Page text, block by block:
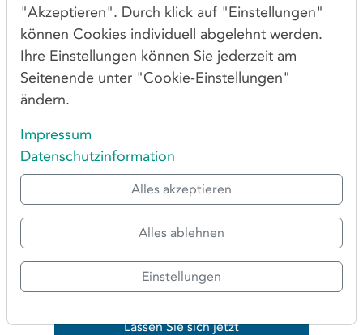
Registrieren Sie COM Domains günstig bei der
Vautron Rechenzentrum AG und sicher Sie sich Ihren
Wunschnamen unter der beliebtesten
Domainendung der Welt. Profitieren Sie bei uns
nicht nur von attraktiven Konditionen, sondern auch
Domainverwaltung und einem einfachen und
schnellen Registrierungsprozess.
Allgemeine Informationen zur
Domainregistrierung
Lassen Sie sich jetzt
"Akzeptieren". Durch klick auf "Einstellungen"
können Cookies individuell abgelehnt werden.
Ihre Einstellungen können Sie jederzeit am
Seitenende unter "Cookie-Einstellungen"
ändern.
Impressum
Datenschutzinformation
Einstellungen
Alles ablehnen
Alles akzeptieren